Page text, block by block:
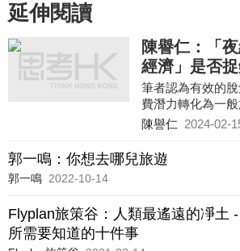
延伸閱讀
陳譽仁：「
經濟」是否
筆者認為有效的
費潛力轉化為一般
陳譽仁 2024-02-
郭一鳴：你想去哪兒旅遊
郭一鳴 2022-10-14
Flyplan旅策谷：人類最遙遠的凈土
所需要知道的十件事